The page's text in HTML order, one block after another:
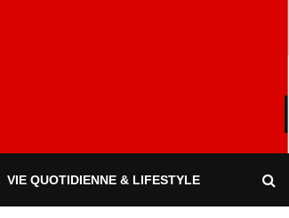
VIE QUOTIDIENNE & LIFESTYLE